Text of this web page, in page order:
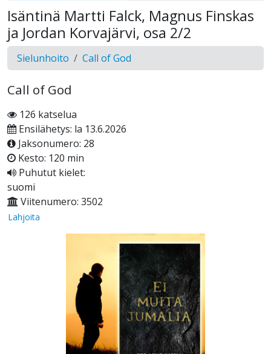
Isäntinä Martti Falck, Magnus Finskas
ja Jordan Korvajärvi, osa 2/2
Sielunhoito Call of God
Call of God
126 katselua
Ensilähetys: la 13.6.2026
Jaksonumero: 28
Kesto: 120 min
Puhutut kielet:
suomi
Viitenumero: 3502
Lahjoita